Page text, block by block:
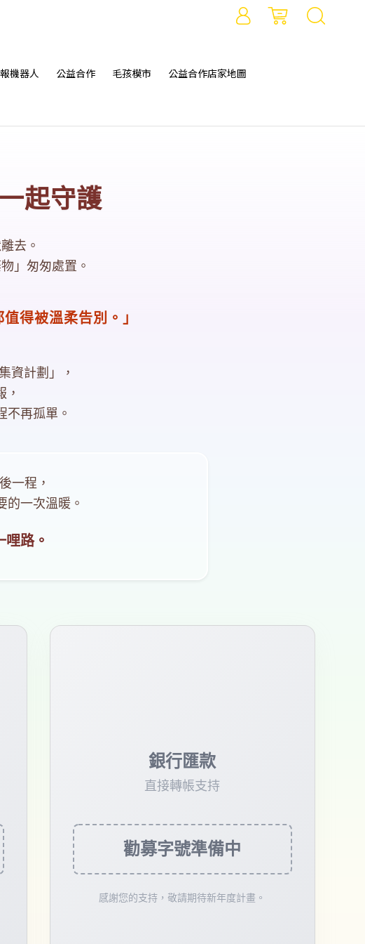
機器人 公益合作 毛孩模市 公益合作店家地圖
起守護
去。
」匆匆處置。
得被溫柔告別。」
資計劃」，
不再孤單。
一程，
的一次溫暖。
路。
銀行匯款
直接轉帳支持
勸募字號準備中
感謝您的支持，敬請期待新年度計畫。